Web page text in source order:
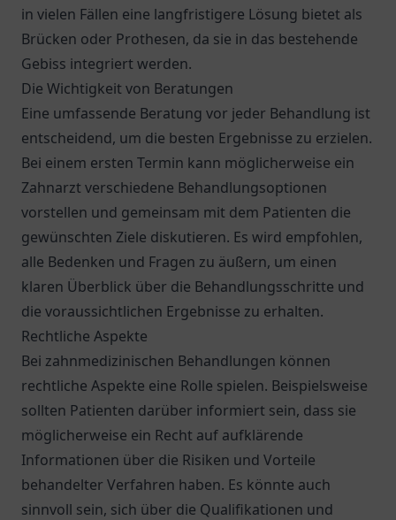
in vielen Fällen eine langfristigere Lösung bietet als
Brücken oder Prothesen, da sie in das bestehende
Gebiss integriert werden.
Die Wichtigkeit von Beratungen
Eine umfassende Beratung vor jeder Behandlung ist
entscheidend, um die besten Ergebnisse zu erzielen.
Bei einem ersten Termin kann möglicherweise ein
Zahnarzt verschiedene Behandlungsoptionen
vorstellen und gemeinsam mit dem Patienten die
gewünschten Ziele diskutieren. Es wird empfohlen,
alle Bedenken und Fragen zu äußern, um einen
klaren Überblick über die Behandlungsschritte und
die voraussichtlichen Ergebnisse zu erhalten.
Rechtliche Aspekte
Bei zahnmedizinischen Behandlungen können
rechtliche Aspekte eine Rolle spielen. Beispielsweise
sollten Patienten darüber informiert sein, dass sie
möglicherweise ein Recht auf aufklärende
Informationen über die Risiken und Vorteile
behandelter Verfahren haben. Es könnte auch
sinnvoll sein, sich über die Qualifikationen und